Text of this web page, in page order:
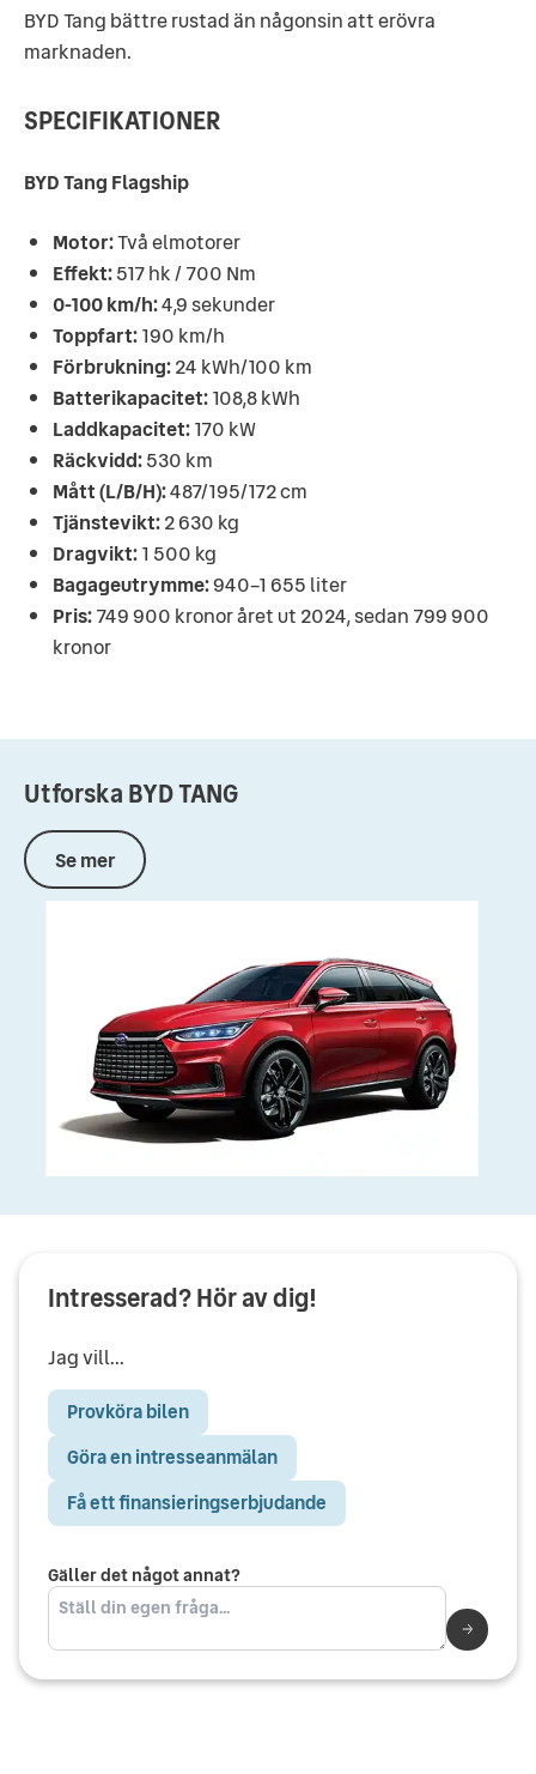
BYD Tang bättre rustad än någonsin att erövra
marknaden.
SPECIFIKATIONER
BYD Tang Flagship
Motor:Två elmotorer
Effekt:517 hk / 700 Nm
0-100 km/h:4,9 sekunder
Toppfart:190 km/h
Förbrukning:24 kWh/100 km
Batterikapacitet:108,8 kWh
Laddkapacitet:170 kW
Räckvidd:530 km
Mått (L/B/H):487/195/172 cm
Tjänstevikt:2 630 kg
Dragvikt:1 500 kg
Bagageutrymme:940–1 655 liter
Pris:749 900 kronor året ut 2024, sedan 799 900
kronor
Utforska BYDTANG
Se mer
Intresserad? Hör av dig!
Jag vill...
Provköra bilen
Göra en intresseanmälan
Få ett finansieringserbjudande
Gäller det något annat?